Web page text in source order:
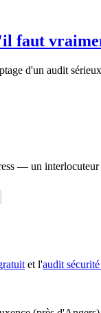
faut
d'un audit
— un interlocuteur
et l'audit